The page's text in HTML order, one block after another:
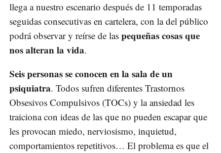
llega a nuestro escenario después de 11 temporadas
seguidas consecutivas en cartelera, con la del público
podrá observar y reírse de las pequeñas cosas que
nos alteran la vida.
Seis personas se conocen en la sala de un
psiquiatra. Todos sufren diferentes Trastornos
Obsesivos Compulsivos (TOCs) y la ansiedad les
traiciona con ideas de las que no pueden escapar que
les provocan miedo, nerviosismo, inquietud,
comportamientos repetitivos… El problema es que el